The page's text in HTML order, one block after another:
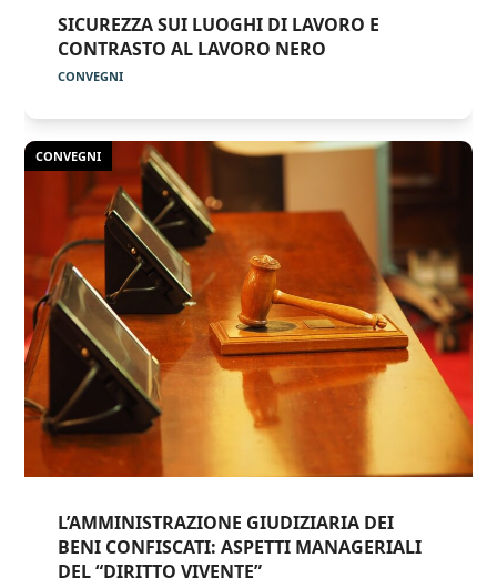
SICUREZZA SUI LUOGHI DI LAVORO E
CONTRASTO AL LAVORO NERO
CONVEGNI
CONVEGNI
L’AMMINISTRAZIONE GIUDIZIARIA DEI
BENI CONFISCATI: ASPETTI MANAGERIALI
DEL “DIRITTO VIVENTE”